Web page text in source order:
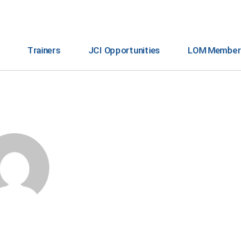
Trainers JCI Opportunities LOM